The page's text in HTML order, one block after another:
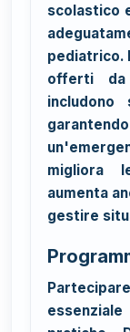
scolastico
pediatrico.
offerti
migliora
aumenta
gestire